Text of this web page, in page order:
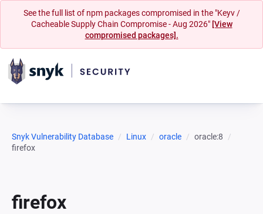
See the full list of npm packages compromised in the "Keyv /
Cacheable Supply Chain Compromise - Aug 2026" [View
compromised packages].
Snyk Vulnerability Database Linux oracle
oracle:8
firefox
firefox